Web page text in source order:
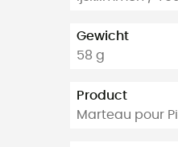
Gewicht
58 g
Product
Marteau pour